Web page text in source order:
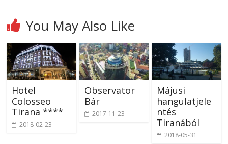
You May Also Like
Hotel
Colosseo
Tirana ****
2018-02-23
Observator
Bár
2017-11-23
Májusi
hangulatjele
ntés
Tiranából
2018-05-31